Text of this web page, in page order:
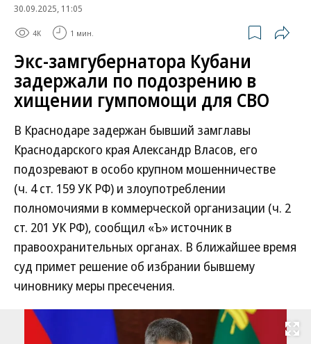
30.09.2025, 11:05
4K 1 мин.
Экс-замгубернатора Кубани
задержали по подозрению в
хищении гумпомощи для СВО
В Краснодаре задержан бывший замглавы
Краснодарского края Александр Власов, его
подозревают в особо крупном мошенничестве
(ч. 4 ст. 159 УК РФ) и злоупотреблении
полномочиями в коммерческой организации (ч. 2
ст. 201 УК РФ), сообщил «Ъ» источник в
правоохранительных органах. В ближайшее время
суд примет решение об избрании бывшему
чиновнику меры пресечения.
Развернуть